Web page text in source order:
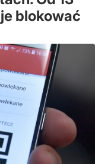
blokować